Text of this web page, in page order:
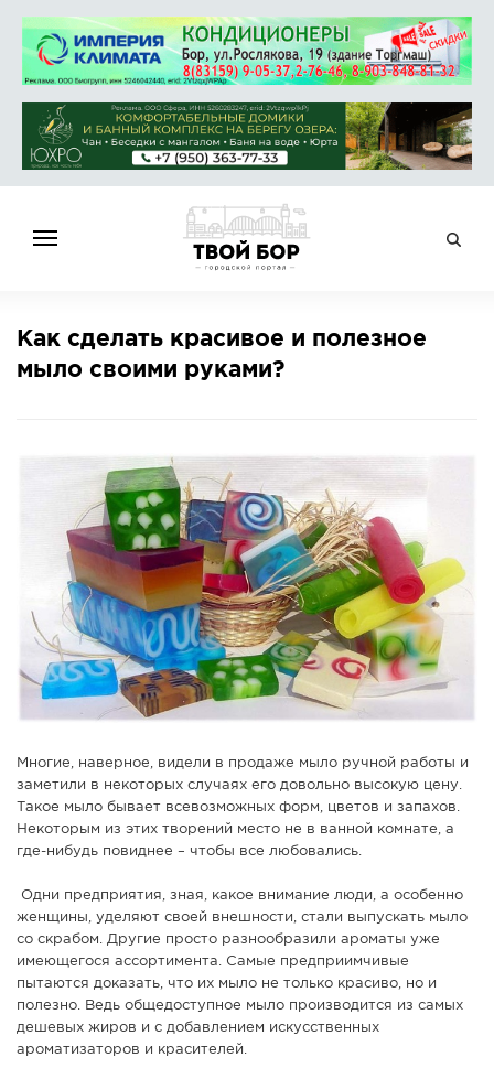
НОВОСТИ
СПРАВОЧНИК
АФИША
СПРАВКА
КАМЕРЫ
КОНКУРСЫ
СТАТЬИ
ГОЛОСОВАНИЯ
ПРЕДЛОЖИТЬ НОВОСТЬ
Как сделать красивое и полезное
мыло своими руками?
Многие, наверное, видели в продаже мыло ручной работы и
заметили в некоторых случаях его довольно высокую цену.
Такое мыло бывает всевозможных форм, цветов и запахов.
Некоторым из этих творений место не в ванной комнате, а
где-нибудь повиднее – чтобы все любовались.
Одни предприятия, зная, какое внимание люди, а особенно
женщины, уделяют своей внешности, стали выпускать мыло
со скрабом. Другие просто разнообразили ароматы уже
имеющегося ассортимента. Самые предприимчивые
пытаются доказать, что их мыло не только красиво, но и
полезно. Ведь общедоступное мыло производится из самых
дешевых жиров и с добавлением искусственных
ароматизаторов и красителей.